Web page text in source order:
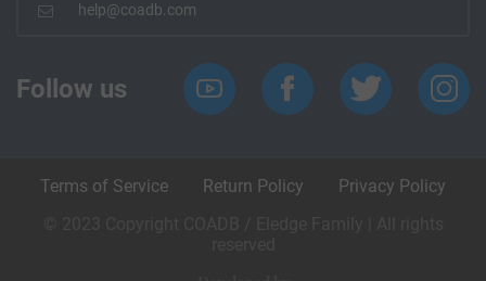
help@coadb.com
Follow us
Terms of Service Return Policy
Privacy Policy